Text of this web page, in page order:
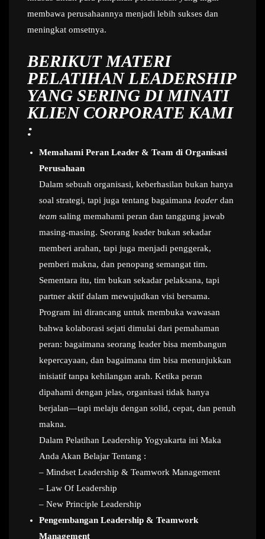
membawa perusahaannya menjadi lebih sukses dan
meningkat omsetnya.
BERIKUT MATERI
PELATIHAN LEADERSHIP
YANG SERING DI MINATI
KLIEN CORPORATE KAMI
:
Memahami Peran Leader & Team di Organisasi
Perusahaan
Dalam sebuah organisasi, keberhasilan bukan hanya
soal strategi, tapi juga tentang bagaimana leader dan
team saling memahami peran dan tanggung jawab
masing-masing. Seorang leader bukan sekadar
memberi arahan, tapi juga menjadi penggerak,
pemberi makna, dan penopang semangat tim.
Sementara itu, tim bukan sekadar pelaksana, tapi
partner aktif dalam mewujudkan visi bersama.
Program ini dirancang untuk membuka wawasan
bahwa kolaborasi sejati dimulai dari pemahaman
peran: bagaimana seorang leader bisa membangun
kepercayaan, dan bagaimana tim bisa menunjukkan
inisiatif tanpa kehilangan arah. Ketika peran
dipahami dengan jelas, organisasi tidak hanya
berjalan—tapi melaju dengan solid, cepat, dan penuh
makna.
Dalam Pelatihan Leadership Yogyakarta ini Maka
Anda Akan Belajar Tentang :
– Mindset Leadership & Teamwork Management
– Law Of Leadership
– New Principle Leadership
Pengembangan Leadership & Teamwork
Management